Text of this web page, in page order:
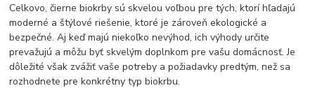
Celkovo, čierne biokrby sú skvelou voľbou pre tých, ktorí hľadajú
moderné a štýlové riešenie, ktoré je zároveň ekologické a
bezpečné. Aj keď majú niekoľko nevýhod, ich výhody určite
prevažujú a môžu byť skvelým doplnkom pre vašu domácnosť. Je
dôležité však zvážiť vaše potreby a požiadavky predtým, než sa
rozhodnete pre konkrétny typ biokrbu.